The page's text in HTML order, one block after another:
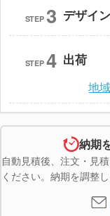
STEP 3 デザイ
STEP 4 出荷
地
納期
自動見積後、注文・見
ください。納期を調整